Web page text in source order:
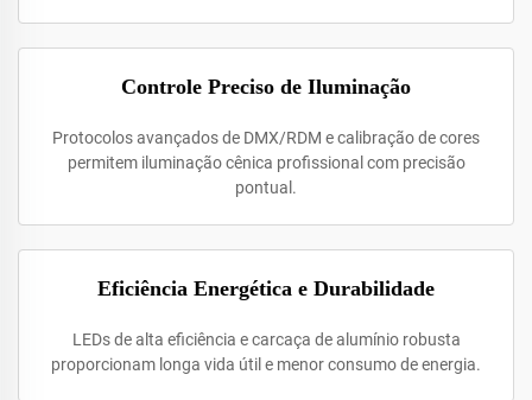
Controle Preciso de Iluminação
Protocolos avançados de DMX/RDM e calibração de cores
permitem iluminação cênica profissional com precisão
pontual.
Eficiência Energética e Durabilidade
LEDs de alta eficiência e carcaça de alumínio robusta
proporcionam longa vida útil e menor consumo de energia.